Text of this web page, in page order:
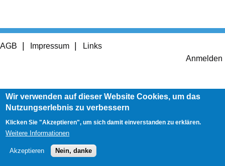
Footer
AGB Impressum Links
Anmelden
Wir verwenden auf dieser Website Cookies, um das
Nutzungserlebnis zu verbessern
Klicken Sie "Akzeptieren", um sich damit einverstanden zu erklären.
Weitere Informationen
Akzeptieren Nein, danke